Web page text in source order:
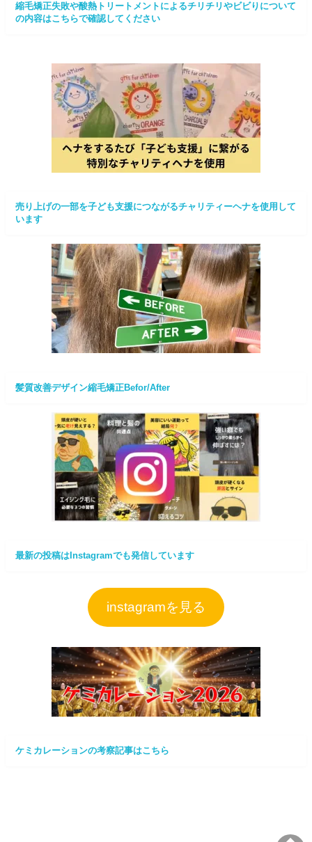
縮毛矯正失敗や酸熱トリートメントによるチリチリやビビりについて
の内容はこちらで確認してください
売り上げの一部を子ども支援につながるチャリティーヘナを使用して
います
髪質改善デザイン縮毛矯正Befor/After
最新の投稿はInstagramでも発信しています
instagramを見る
ケミカレーションの考察記事はこちら